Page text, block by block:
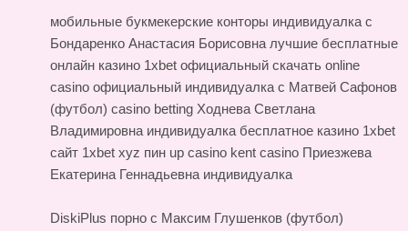
мобильные букмекерские конторы индивидуалка с
Бондаренко Анастасия Борисовна лучшие бесплатные
онлайн казино 1xbet официальный скачать online
casino официальный индивидуалка с Матвей Сафонов
(футбол) casino betting Ходнева Светлана
Владимировна индивидуалка бесплатное казино 1xbet
сайт 1xbet xyz пин up casino kent casino Приезжева
Екатерина Геннадьевна индивидуалка
DiskiPlus порно с Максим Глушенков (футбол)